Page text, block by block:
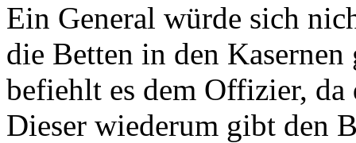
Ein General würde sich
die Betten in den
befiehlt es dem Offizier,
Dieser wiederum gibt den